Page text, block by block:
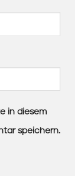
in diesem
speichern.